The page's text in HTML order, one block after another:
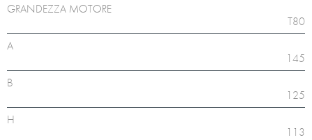
GRANDEZZA MOTORE
T80
A
145
B
125
H
113